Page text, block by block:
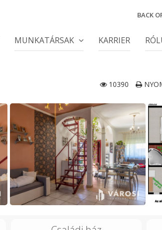
BACK
MUNKATÁRSAK KARRIER
10390